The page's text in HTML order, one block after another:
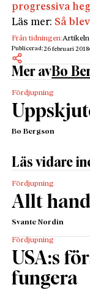
progressiva
Läs mer: Så
Från tidningen:
Publicerad:26 februari 2018
Mer avBo
Fördjupning
Bo Bergson
Läs vidare
Fördjupning
Allt
Svante Nordin
Fördjupning
USA:s
fungera